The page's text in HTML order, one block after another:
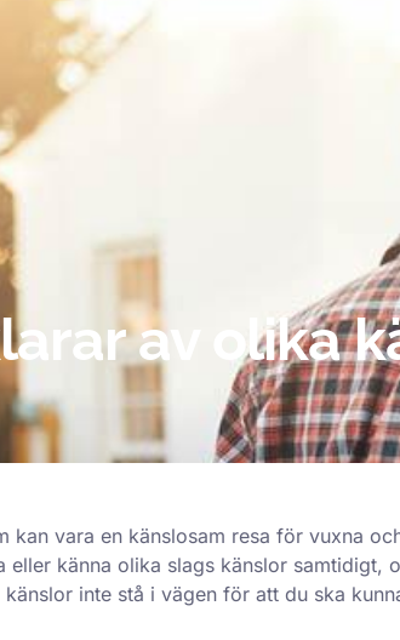
av olika
kan vara en känslosam resa för vuxna
eller känna olika slags känslor samtidigt,
inte stå i vägen för att du ska